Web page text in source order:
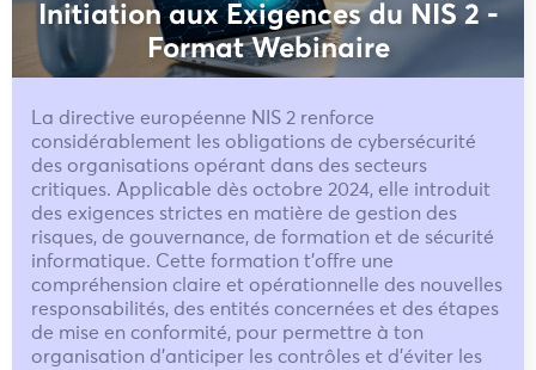
Initiation aux Exigences du NIS 2 -
Format Webinaire
La directive européenne NIS 2 renforce
considérablement les obligations de cybersécurité
des organisations opérant dans des secteurs
critiques. Applicable dès octobre 2024, elle introduit
des exigences strictes en matière de gestion des
risques, de gouvernance, de formation et de sécurité
informatique. Cette formation t’offre une
compréhension claire et opérationnelle des nouvelles
responsabilités, des entités concernées et des étapes
de mise en conformité, pour permettre à ton
organisation d’anticiper les contrôles et d’éviter les